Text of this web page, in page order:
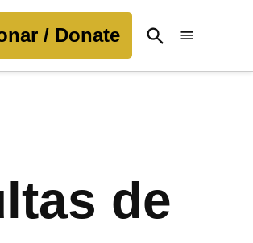
/ Donate
Open
Search
de